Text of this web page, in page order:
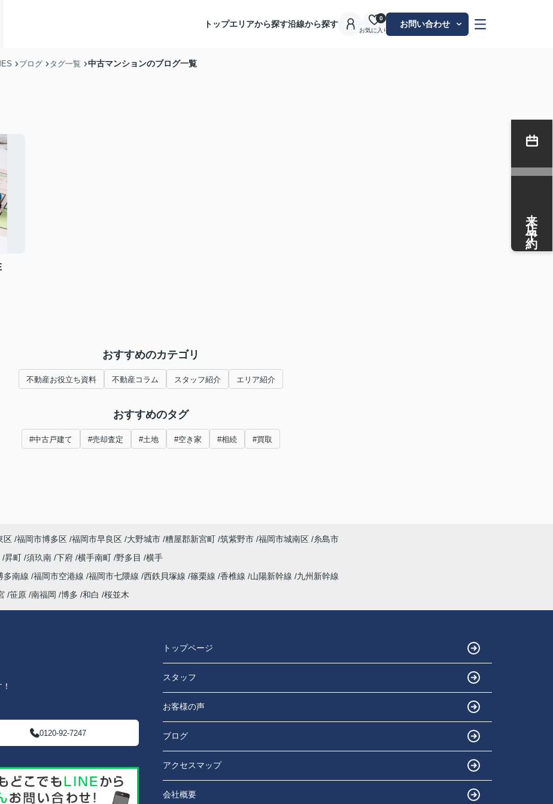
トップエリアから探す沿線から探す
お気に入り
0
お問い合わせ
ブログ タグ一覧 中古マンションのブログ一覧
おすすめのカテゴリ
不動産お役立ち資料 不動産コラム スタッフ紹介 エリア紹介
おすすめのタグ
#中古戸建て #売却査定 #土地 #空き家 #相続 #買取
来店予約
区 福岡市博多区 福岡市早良区 大野城市 糟屋郡新宮町 筑紫野市 福岡市城南区 糸島市
昇町 須玖南 下府 横手南町 野多目
横手
多南線 福岡市空港線 福岡市七隈線 西鉄貝塚線 篠栗線 香椎線 山陽新幹線
九州新幹線
笹原 南福岡 博多 和白 桜並木
0120-92-7247
トップページ
スタッフ
お客様の声
ブログ
アクセスマップ
会社概要